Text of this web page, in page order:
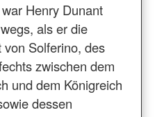
Henry Dunant
als er die
Solferino, des
zwischen dem
und dem Königreich
dessen